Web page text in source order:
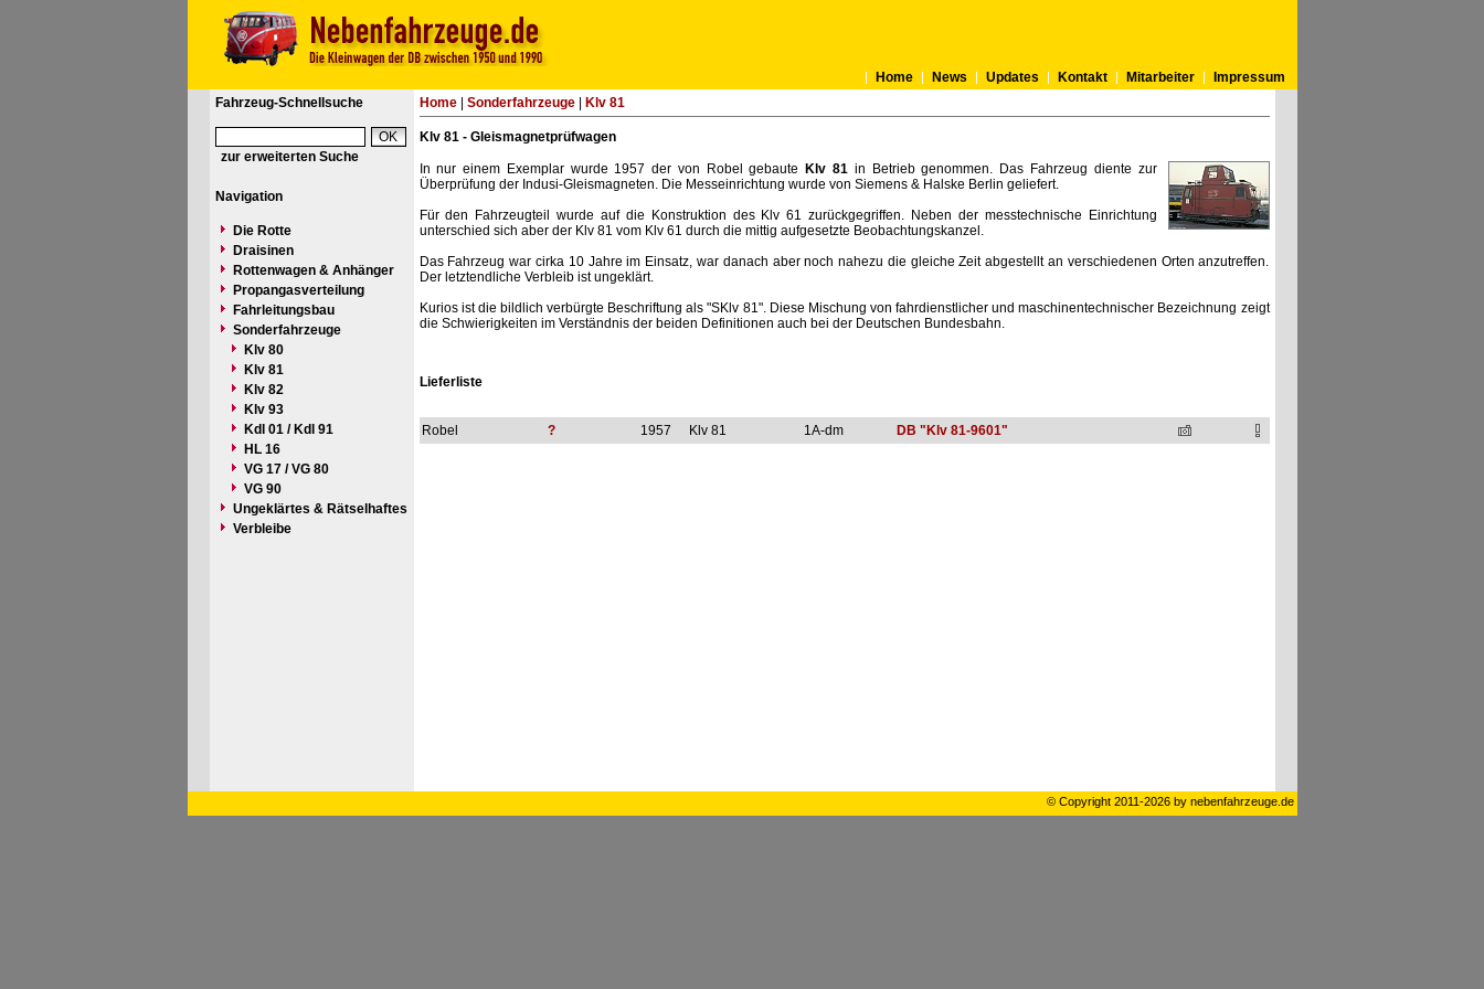
Home News Updates Kontakt Mitarbeiter
Impressum
Fahrzeug-Schnellsuche
zur erweiterten Suche
Navigation
Die Rotte
Draisinen
Rottenwagen & Anhänger
Propangasverteilung
Fahrleitungsbau
Sonderfahrzeuge
Klv 80
Klv 81
Klv 82
Klv 93
Kdl 01 / Kdl 91
HL 16
VG 17 / VG 80
VG 90
Ungeklärtes & Rätselhaftes
Verbleibe
Home| Sonderfahrzeuge| Klv 81
Klv 81 - Gleismagnetprüfwagen
In nur einem Exemplar wurde 1957 der von Robel gebaute Klv 81 in Betrieb genommen. Das Fahrzeug diente zur
Überprüfung der Indusi-Gleismagneten. Die Messeinrichtung wurde von Siemens & Halske Berlin geliefert.
Für den Fahrzeugteil wurde auf die Konstruktion des Klv 61 zurückgegriffen. Neben der messtechnische Einrichtung
unterschied sich aber der Klv 81 vom Klv 61 durch die mittig aufgesetzte Beobachtungskanzel.
Das Fahrzeug war cirka 10 Jahre im Einsatz, war danach aber noch nahezu die gleiche Zeit abgestellt an verschiedenen Orten anzutreffen.
Der letztendliche Verbleib ist ungeklärt.
Kurios ist die bildlich verbürgte Beschriftung als "SKlv 81". Diese Mischung von fahrdienstlicher und maschinentechnischer Bezeichnung zeigt
die Schwierigkeiten im Verständnis der beiden Definitionen auch bei der Deutschen Bundesbahn.
Lieferliste
Robel ? 1957 Klv 81 1A-dm DB "Klv 81-9601"
© Copyright 2011-2026 by nebenfahrzeuge.de